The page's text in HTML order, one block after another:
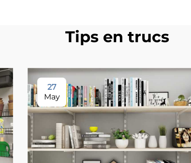
Tips en trucs
27
May